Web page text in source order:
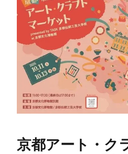
京都アート・ク